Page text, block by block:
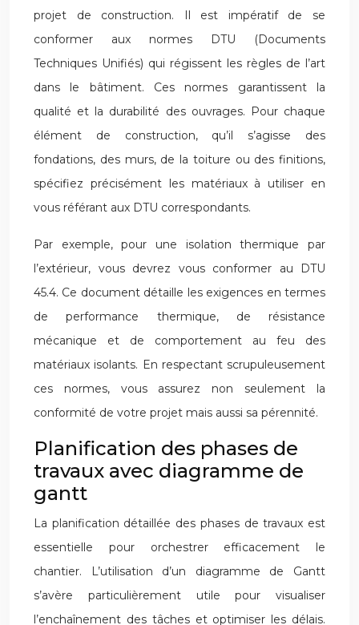
projet de construction. Il est impératif de se
conformer aux normes DTU (Documents
Techniques Unifiés) qui régissent les règles de l’art
dans le bâtiment. Ces normes garantissent la
qualité et la durabilité des ouvrages. Pour chaque
élément de construction, qu’il s’agisse des
fondations, des murs, de la toiture ou des finitions,
spécifiez précisément les matériaux à utiliser en
vous référant aux DTU correspondants.
Par exemple, pour une isolation thermique par
l’extérieur, vous devrez vous conformer au DTU
45.4. Ce document détaille les exigences en termes
de performance thermique, de résistance
mécanique et de comportement au feu des
matériaux isolants. En respectant scrupuleusement
ces normes, vous assurez non seulement la
conformité de votre projet mais aussi sa pérennité.
Planification des phases de
travaux avec diagramme de
gantt
La planification détaillée des phases de travaux est
essentielle pour orchestrer efficacement le
chantier. L’utilisation d’un diagramme de Gantt
s’avère particulièrement utile pour visualiser
l’enchaînement des tâches et optimiser les délais.